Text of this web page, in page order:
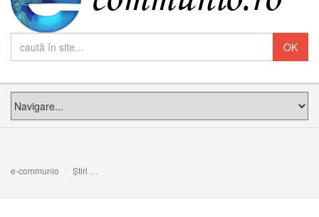
e-communio Știri